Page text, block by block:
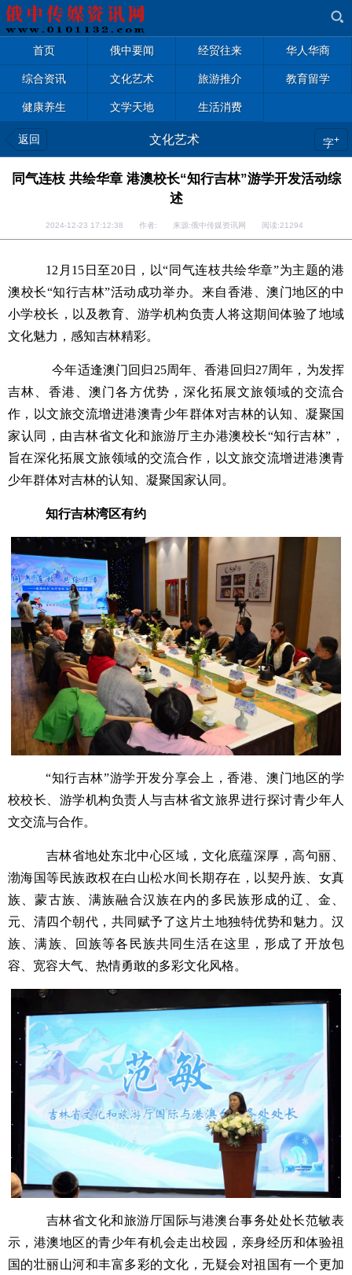
首页 俄中要闻 经贸往来 华人华商
综合资讯 文化艺术 旅游推介 教育留学
健康养生 文学天地 生活消费
返回 文化艺术 字+
同气连枝 共绘华章 港澳校长“知行吉林”游学开发活动综
述
2024-12-23 17:12:38 作者: 来源:俄中传媒资讯网 阅读:21294
12月15日至20日，以“同气连枝共绘华章”为主题的港
澳校长“知行吉林”活动成功举办。来自香港、澳门地区的中
小学校长，以及教育、游学机构负责人将这期间体验了地域
文化魅力，感知吉林精彩。
今年适逢澳门回归25周年、香港回归27周年，为发挥
吉林、香港、澳门各方优势，深化拓展文旅领域的交流合
作，以文旅交流增进港澳青少年群体对吉林的认知、凝聚国
家认同，由吉林省文化和旅游厅主办港澳校长“知行吉林”，
旨在深化拓展文旅领域的交流合作，以文旅交流增进港澳青
少年群体对吉林的认知、凝聚国家认同。
知行吉林湾区有约
“知行吉林”游学开发分享会上，香港、澳门地区的学
校校长、游学机构负责人与吉林省文旅界进行探讨青少年人
文交流与合作。
吉林省地处东北中心区域，文化底蕴深厚，高句丽、
渤海国等民族政权在白山松水间长期存在，以契丹族、女真
族、蒙古族、满族融合汉族在内的多民族形成的辽、金、
元、清四个朝代，共同赋予了这片土地独特优势和魅力。汉
族、满族、回族等各民族共同生活在这里，形成了开放包
容、宽容大气、热情勇敢的多彩文化风格。
吉林省文化和旅游厅国际与港澳台事务处处长范敏表
示，港澳地区的青少年有机会走出校园，亲身经历和体验祖
国的壮丽山河和丰富多彩的文化，无疑会对祖国有一个更加